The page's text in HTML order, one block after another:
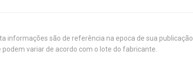
informações são de referência na epoca de sua publicação.
variar de acordo com o lote do fabricante.